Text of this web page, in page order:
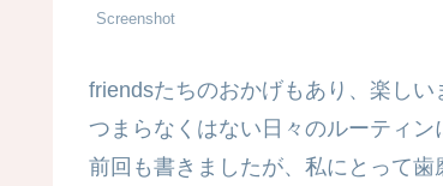
Screenshot
friendsたちのおかげもあり、楽しい
つまらなくはない日々のルーティン
前回も書きましたが、私にとって歯